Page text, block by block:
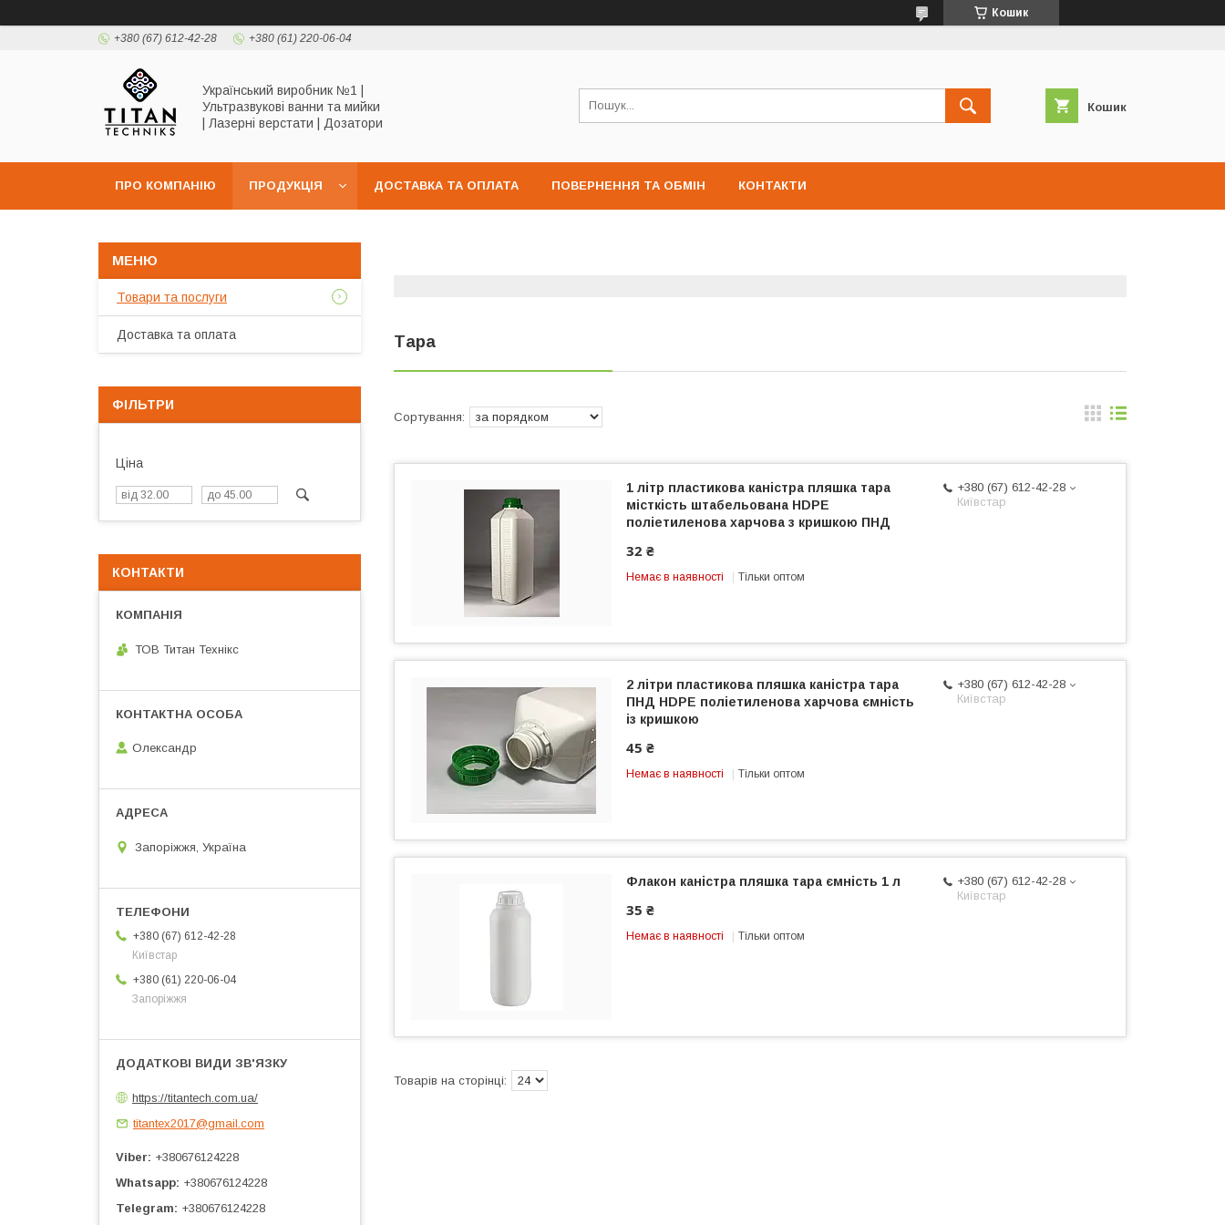
Кошик
+380 (67) 612-42-28 +380 (61) 220-06-04
Український виробник №1 |
Ультразвукові ванни та мийки
| Лазерні верстати | Дозатори
Кошик
ПРО КОМПАНІЮ ПРОДУКЦІЯ ДОСТАВКА ТА ОПЛАТА ПОВЕРНЕННЯ ТА ОБМІН КОНТАКТИ
Тара
+380 (67) 612-42-28
Київстар
1 літр пластикова каністра пляшка тара
місткість штабельована HDPE
поліетиленова харчова з кришкою ПНД
32 ₴
Немає в наявності Тільки оптом
+380 (67) 612-42-28
Київстар
2 літри пластикова пляшка каністра тара
ПНД HDPE поліетиленова харчова ємність
із кришкою
45 ₴
Немає в наявності Тільки оптом
+380 (67) 612-42-28
Київстар
Флакон каністра пляшка тара ємність 1 л
35 ₴
Немає в наявності Тільки оптом
Товари та послуги
Доставка та оплата
ФІЛЬТРИ
Ціна
КОНТАКТИ
ТОВ Титан Технікс
Олександр
Запоріжжя, Україна
+380 (67) 612-42-28
Київстар
+380 (61) 220-06-04
Запоріжжя
https://titantech.com.ua/
titantex2017@gmail.com
Viber
+380676124228
Whatsapp +380676124228
Telegram
+380676124228